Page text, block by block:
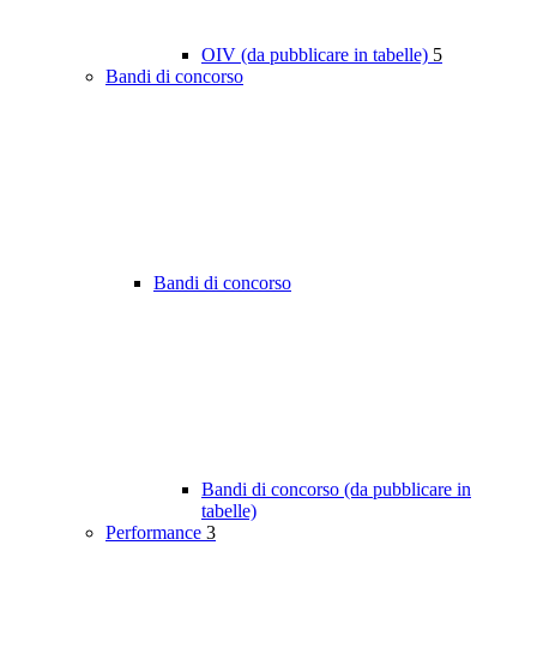
OIV (da pubblicare in tabelle) 5
Bandi di concorso
Bandi di concorso
Bandi di concorso (da pubblicare in
tabelle)
Performance 3